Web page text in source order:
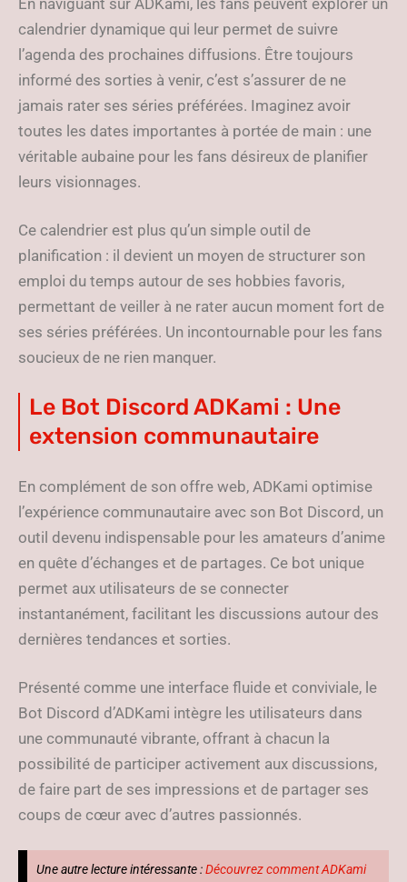
En naviguant sur ADKami, les fans peuvent explorer un
calendrier dynamique qui leur permet de suivre
l’agenda des prochaines diffusions. Être toujours
informé des sorties à venir, c’est s’assurer de ne
jamais rater ses séries préférées. Imaginez avoir
toutes les dates importantes à portée de main : une
véritable aubaine pour les fans désireux de planifier
leurs visionnages.
Ce calendrier est plus qu’un simple outil de
planification : il devient un moyen de structurer son
emploi du temps autour de ses hobbies favoris,
permettant de veiller à ne rater aucun moment fort de
ses séries préférées. Un incontournable pour les fans
soucieux de ne rien manquer.
Le Bot Discord ADKami : Une
extension communautaire
En complément de son offre web, ADKami optimise
l’expérience communautaire avec son Bot Discord, un
outil devenu indispensable pour les amateurs d’anime
en quête d’échanges et de partages. Ce bot unique
permet aux utilisateurs de se connecter
instantanément, facilitant les discussions autour des
dernières tendances et sorties.
Présenté comme une interface fluide et conviviale, le
Bot Discord d’ADKami intègre les utilisateurs dans
une communauté vibrante, offrant à chacun la
possibilité de participer activement aux discussions,
de faire part de ses impressions et de partager ses
coups de cœur avec d’autres passionnés.
Une autre lecture intéressante :Découvrez comment ADKami